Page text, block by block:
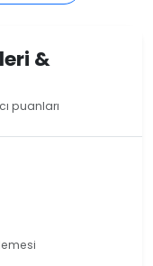
&
puanları